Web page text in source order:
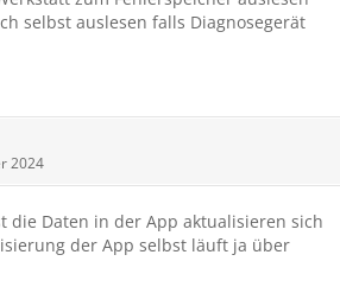
selbst auslesen falls Diagnosegerät
2024
die Daten in der App aktualisieren sich
der App selbst läuft ja über